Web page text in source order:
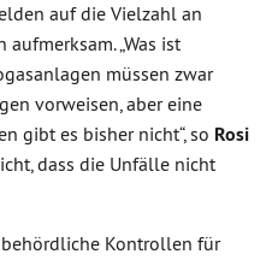
auf die Vielzahl an
„Was ist
müssen zwar
vorweisen, aber eine
gibt es bisher nicht“, so Rosi
dass die Unfälle nicht
Kontrollen für